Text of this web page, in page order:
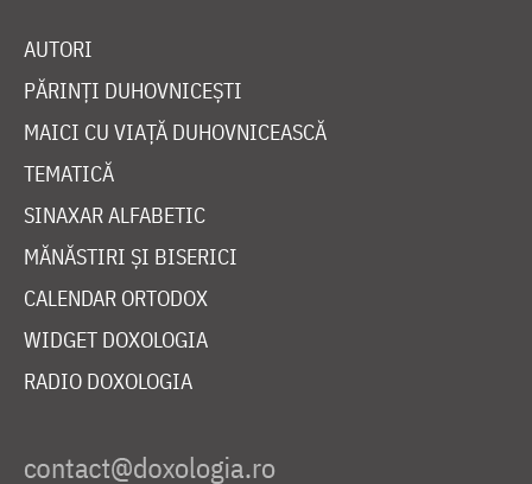
AUTORI
PĂRINȚI DUHOVNICEȘTI
MAICI CU VIAȚĂ DUHOVNICEASCĂ
TEMATICĂ
SINAXAR ALFABETIC
MĂNĂSTIRI ȘI BISERICI
CALENDAR ORTODOX
WIDGET DOXOLOGIA
RADIO DOXOLOGIA